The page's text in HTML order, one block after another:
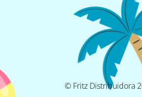
© Fritz Distribuidora